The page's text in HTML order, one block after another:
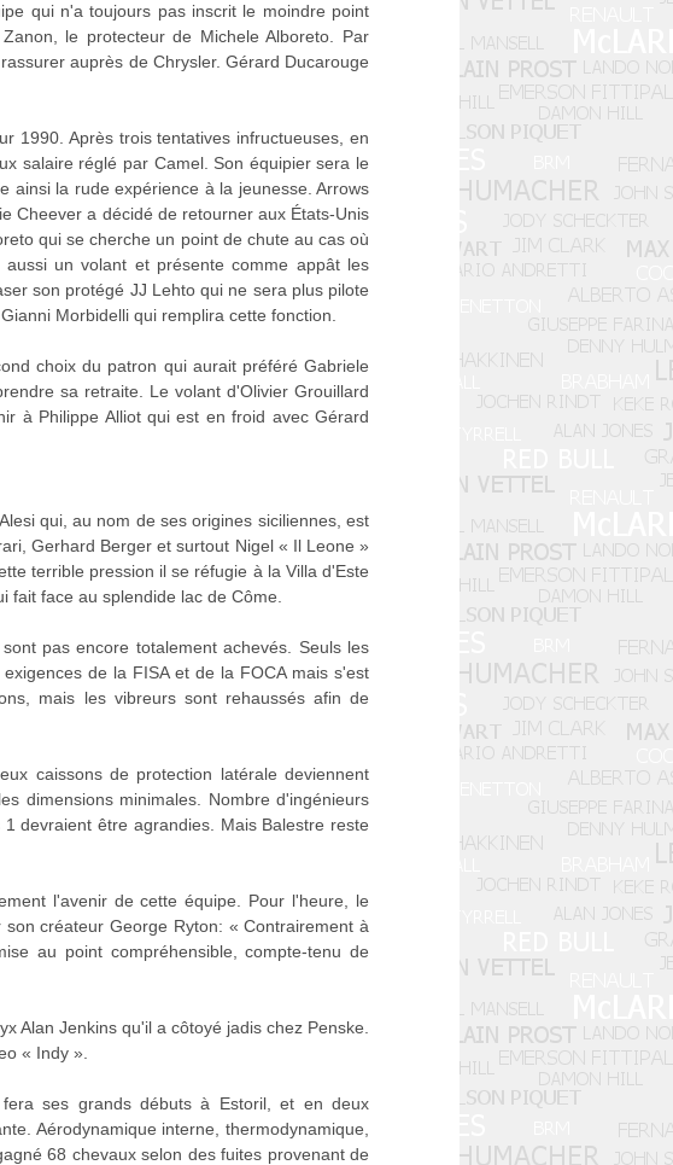
qui n'a toujours pas inscrit le moindre point
le protecteur de Michele Alboreto. Par
auprès de Chrysler. Gérard Ducarouge
1990. Après trois tentatives infructueuses, en
salaire réglé par Camel. Son équipier sera le
ainsi la rude expérience à la jeunesse. Arrows
Cheever a décidé de retourner aux États-Unis
qui se cherche un point de chute au cas où
un volant et présente comme appât les
son protégé JJ Lehto qui ne sera plus pilote
Morbidelli qui remplira cette fonction.
choix du patron qui aurait préféré Gabriele
sa retraite. Le volant d'Olivier Grouillard
à Philippe Alliot qui est en froid avec Gérard
qui, au nom de ses origines siciliennes, est
Gerhard Berger et surtout Nigel « Il Leone »
terrible pression il se réfugie à la Villa d'Este
face au splendide lac de Côme.
pas encore totalement achevés. Seuls les
de la FISA et de la FOCA mais s'est
mais les vibreurs sont rehaussés afin de
caissons de protection latérale deviennent
dimensions minimales. Nombre d'ingénieurs
devraient être agrandies. Mais Balestre reste
l'avenir de cette équipe. Pour l'heure, le
créateur George Ryton: « Contrairement à
au point compréhensible, compte-tenu de
Alan Jenkins qu'il a côtoyé jadis chez Penske.
« Indy ».
ses grands débuts à Estoril, et en deux
Aérodynamique interne, thermodynamique,
68 chevaux selon des fuites provenant de